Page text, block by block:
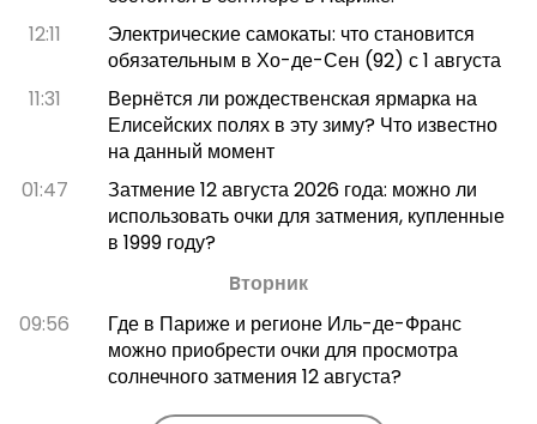
12:11
Электрические самокаты: что становится
обязательным в Хо-де-Сен (92) с 1 августа
11:31
Вернётся ли рождественская ярмарка на
Елисейских полях в эту зиму? Что известно
на данный момент
01:47
Затмение 12 августа 2026 года: можно ли
использовать очки для затмения, купленные
в 1999 году?
Bторник
09:56
Где в Париже и регионе Иль-де-Франс
можно приобрести очки для просмотра
солнечного затмения 12 августа?